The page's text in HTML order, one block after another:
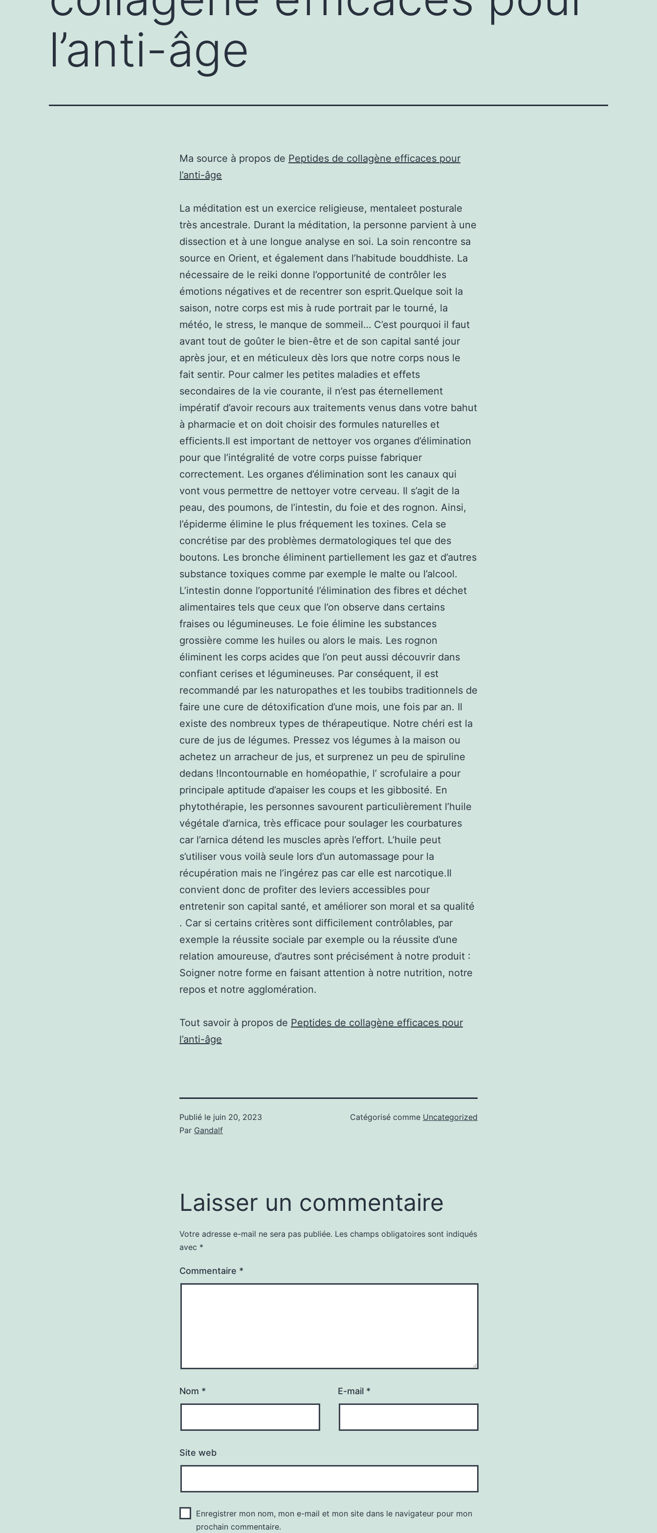
l’anti-âge
Ma source à propos de Peptides de collagène efficaces pour
l’anti-âge
La méditation est un exercice religieuse, mentaleet posturale
très ancestrale. Durant la méditation, la personne parvient à une
dissection et à une longue analyse en soi. La soin rencontre sa
source en Orient, et également dans l’habitude bouddhiste. La
nécessaire de le reiki donne l’opportunité de contrôler les
émotions négatives et de recentrer son esprit.Quelque soit la
saison, notre corps est mis à rude portrait par le tourné, la
météo, le stress, le manque de sommeil… C’est pourquoi il faut
avant tout de goûter le bien-être et de son capital santé jour
après jour, et en méticuleux dès lors que notre corps nous le
fait sentir. Pour calmer les petites maladies et effets
secondaires de la vie courante, il n’est pas éternellement
impératif d’avoir recours aux traitements venus dans votre bahut
à pharmacie et on doit choisir des formules naturelles et
efficients.Il est important de nettoyer vos organes d’élimination
pour que l’intégralité de votre corps puisse fabriquer
correctement. Les organes d’élimination sont les canaux qui
vont vous permettre de nettoyer votre cerveau. Il s’agit de la
peau, des poumons, de l’intestin, du foie et des rognon. Ainsi,
l’épiderme élimine le plus fréquement les toxines. Cela se
concrétise par des problèmes dermatologiques tel que des
boutons. Les bronche éliminent partiellement les gaz et d’autres
substance toxiques comme par exemple le malte ou l’alcool.
L’intestin donne l’opportunité l’élimination des fibres et déchet
alimentaires tels que ceux que l’on observe dans certains
fraises ou légumineuses. Le foie élimine les substances
grossière comme les huiles ou alors le mais. Les rognon
éliminent les corps acides que l’on peut aussi découvrir dans
confiant cerises et légumineuses. Par conséquent, il est
recommandé par les naturopathes et les toubibs traditionnels de
faire une cure de détoxification d’une mois, une fois par an. Il
existe des nombreux types de thérapeutique. Notre chéri est la
cure de jus de légumes. Pressez vos légumes à la maison ou
achetez un arracheur de jus, et surprenez un peu de spiruline
dedans !Incontournable en homéopathie, l’ scrofulaire a pour
principale aptitude d’apaiser les coups et les gibbosité. En
phytothérapie, les personnes savourent particulièrement l’huile
végétale d’arnica, très efficace pour soulager les courbatures
car l’arnica détend les muscles après l’effort. L’huile peut
s’utiliser vous voilà seule lors d’un automassage pour la
récupération mais ne l’ingérez pas car elle est narcotique.Il
convient donc de profiter des leviers accessibles pour
entretenir son capital santé, et améliorer son moral et sa qualité
. Car si certains critères sont difficilement contrôlables, par
exemple la réussite sociale par exemple ou la réussite d’une
relation amoureuse, d’autres sont précisément à notre produit :
Soigner notre forme en faisant attention à notre nutrition, notre
repos et notre agglomération.
Tout savoir à propos de Peptides de collagène efficaces pour
l’anti-âge
Publié le juin 20, 2023
Par Gandalf
Catégorisé comme Uncategorized
Laisser un commentaire
Votre adresse e-mail ne sera pas publiée. Les champs obligatoires sont indiqués
avec *
Commentaire *
Nom * E-mail *
Site web
Enregistrer mon nom, mon e-mail et mon site dans le navigateur pour mon
prochain commentaire.